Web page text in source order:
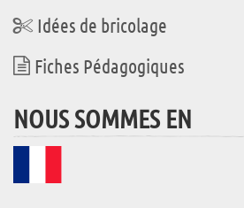
Idées de bricolage
Fiches Pédagogiques
NOUS SOMMES EN